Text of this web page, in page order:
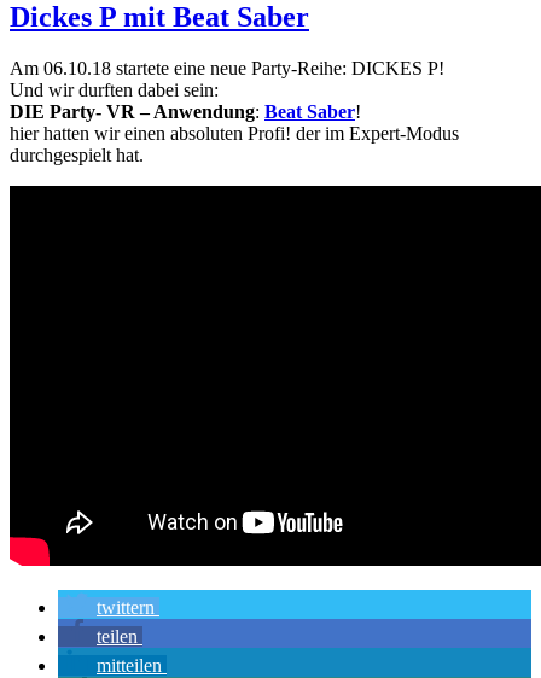
Dickes P mit Beat Saber
Am 06.10.18 startete eine neue Party-Reihe: DICKES P!
Und wir durften dabei sein:
DIE Party- VR – Anwendung: Beat Saber!
hier hatten wir einen absoluten Profi! der im Expert-Modus
durchgespielt hat.
twittern
teilen
mitteilen